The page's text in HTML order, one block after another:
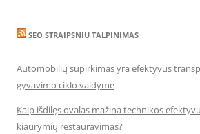
SEO STRAIPSNIU TALPINIMAS
Automobilių supirkimas yra efektyvus
gyvavimo ciklo valdyme
Kaip išdilęs ovalas mažina technikos
kiaurymių restauravimas?